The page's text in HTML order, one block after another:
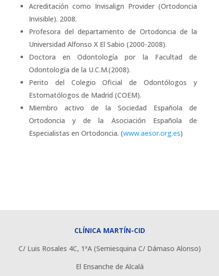
Acreditación como Invisalign Provider (Ortodoncia
Invisible). 2008.
Profesora del departamento de Ortodoncia de la
Universidad Alfonso X El Sabio (2000-2008).
Doctora en Odontología por la Facultad de
Odontología de la U.C.M.(2008).
Perito del Colegio Oficial de Odontólogos y
Estomatólogos de Madrid (COEM).
Miembro activo de la Sociedad Española de
Ortodoncia y de la Asociación Española de
Especialistas en Ortodoncia. (www.aesor.org.es)
CLÍNICA MARTÍN-CID
C/ Luis Rosales 4C, 1ªA (Semiesquina C/ Dámaso Alonso)
El Ensanche de Alcalá